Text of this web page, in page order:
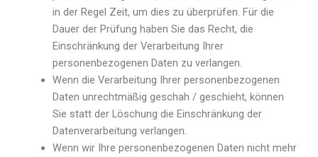
in der Regel Zeit, um dies zu überprüfen. Für die
Dauer der Prüfung haben Sie das Recht, die
Einschränkung der Verarbeitung Ihrer
personenbezogenen Daten zu verlangen.
Wenn die Verarbeitung Ihrer personenbezogenen
Daten unrechtmäßig geschah / geschieht, können
Sie statt der Löschung die Einschränkung der
Datenverarbeitung verlangen.
Wenn wir Ihre personenbezogenen Daten nicht mehr